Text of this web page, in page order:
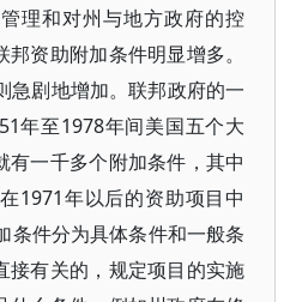
理和对州与地方政府的控
资助附加条件明显增多。
急剧地增加。联邦政府的一
年至1978年间美国五个大
有一千多个附加条件，其中
1971年以后的资助项目中
条件分为具体条件和一般条
接有关的，规定项目的实施